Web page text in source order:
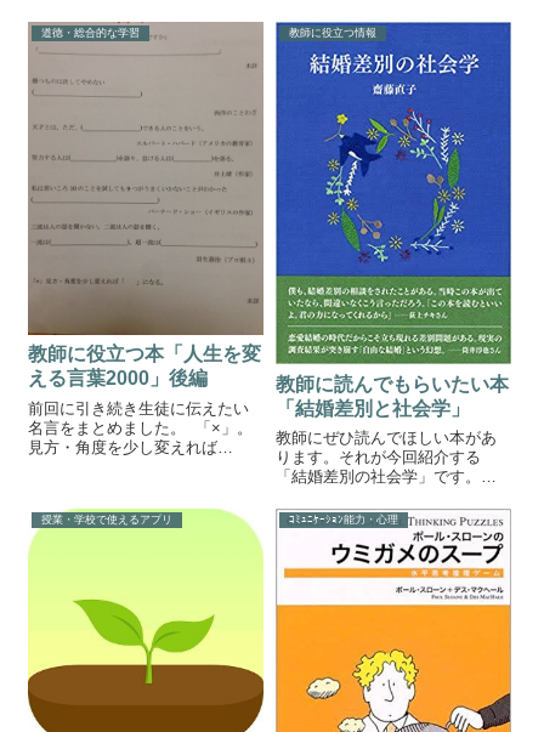
校勝ち抜き戦 実験対決こちら
も科学漫画サバイバルシリーズ
と同じく科学を楽しく学べる漫
画です。各巻ごとに実験対決を
道徳・総合的な学習
教師に役立つ本「人生を変
える言葉2000」後編
前回に引き続き生徒に伝えたい
名言をまとめました。 「×」。
見方・角度を少し変えれば
画なし、計画なきものに実行な
し、 実行なきものに成功な
し、 故に。夢なきものに成功な
教師に役立つ情報
教師に読んでもらいたい本
「結婚差別と社会学」
教師にぜひ読んでほしい本があ
ります。それが今回紹介する
「結婚差別の社会学」です。結
者との恋愛や結婚を、出自を理
由に反対する「結婚差別」。部
落出身者との結婚をめぐる家族
間の対立、交渉、破局、和解な
どのプロセスと差...
授業・学校で使えるアプリ ｺﾐｭﾆｹｰｼｮﾝ能力・心理